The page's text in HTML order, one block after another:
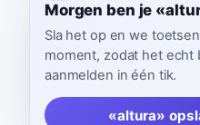
Morgen ben je
Sla het op en we
moment, zodat het echt
aanmelden in één tik.
«altura»